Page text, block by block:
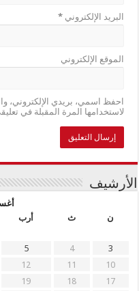
البريد الإلكتروني*
الموقع الإلكتروني
احفظ اسمي، بريدي الإلكتروني،
لاستخدامها المرة المقبلة في
الأرشيف
ن
ث أرب
3
4
5
10
11
12
17
18
19